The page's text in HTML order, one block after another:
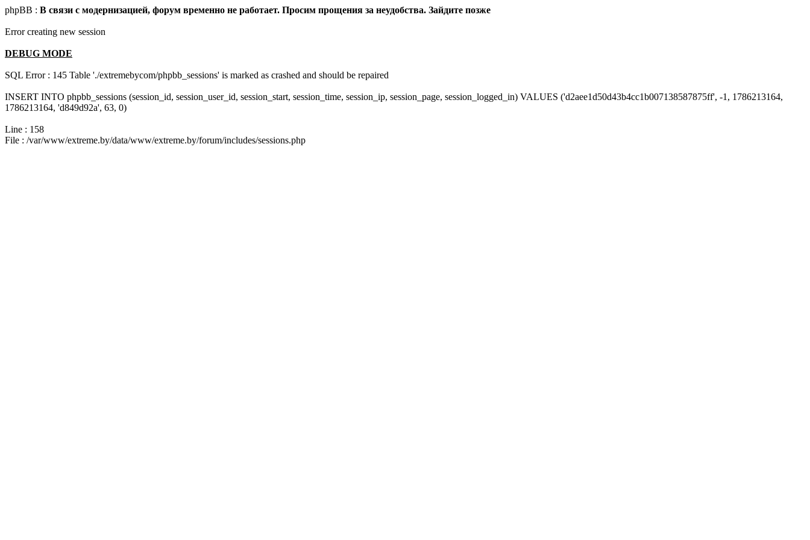
phpBB : В связи с модернизацией, форум временно не работает. Просим прощения за неудобства. Зайдите позже
Error creating new session
DEBUG MODE
SQL Error : 145 Table './extremebycom/phpbb_sessions' is marked as crashed and should be repaired
INSERT INTO phpbb_sessions (session_id, session_user_id, session_start, session_time, session_ip, session_page, session_logged_in) VALUES ('d2aee1d50d43b4cc1b007138587875ff', -1, 1786213164,
1786213164, 'd849d92a', 63, 0)
Line : 158
File : /var/www/extreme.by/data/www/extreme.by/forum/includes/sessions.php